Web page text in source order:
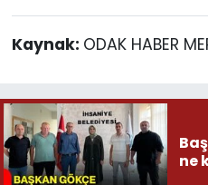
Kaynak: ODAK HABER
ne